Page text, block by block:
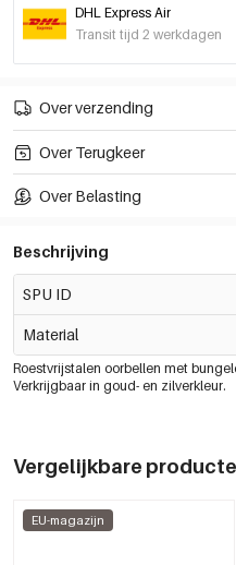
DHL Express Air
Transit tijd 2 werkdagen
Over verzending
Over Terugkeer
Over Belasting
Beschrijving
SPU ID
Material
Roestvrijstalen oorbellen met
Verkrijgbaar in goud- en zilverkleur.
Vergelijkbare
EU-magazijn